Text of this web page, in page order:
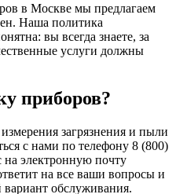
в Москве мы предлагаем
Наша политика
вы всегда знаете, за
услуги должны
приборов?
загрязнения и пыли
с нами по телефону 8 (800)
на электронную почту
на все ваши вопросы и
обслуживания.